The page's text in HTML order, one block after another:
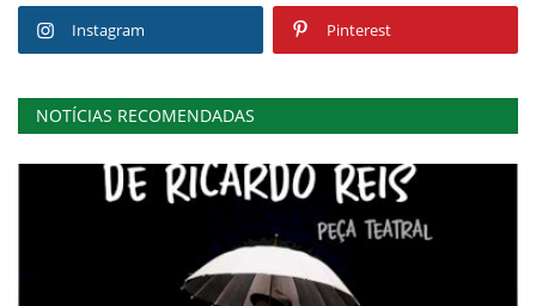
Instagram Pinterest
NOTÍCIAS RECOMENDADAS